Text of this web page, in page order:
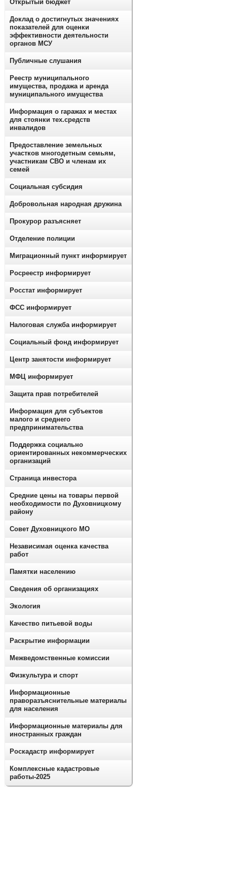
Открытый бюджет
Доклад о достигнутых значениях
показателей для оценки
эффективности деятельности
органов МСУ
Публичные слушания
Реестр муниципального
имущества, продажа и аренда
муниципального имущества
Информация о гаражах и местах
для стоянки тех.средств
инвалидов
Предоставление земельных
участков многодетным семьям,
участникам СВО и членам их
семей
Социальная субсидия
Добровольная народная дружина
Прокурор разъясняет
Отделение полиции
Миграционный пункт информирует
Росреестр информирует
Росстат информирует
ФСС информирует
Налоговая служба информирует
Социальный фонд информирует
Центр занятости информирует
МФЦ информирует
Защита прав потребителей
Информация для субъектов
малого и среднего
предпринимательства
Поддержка социально
ориентированных некоммерческих
организаций
Страница инвестора
Средние цены на товары первой
необходимости по Духовницкому
району
Совет Духовницкого МО
Независимая оценка качества
работ
Памятки населению
Сведения об организациях
Экология
Качество питьевой воды
Раскрытие информации
Межведомственные комиссии
Физкультура и спорт
Информационные
праворазъяснительные материалы
для населения
Информационные материалы для
иностранных граждан
Роскадастр информирует
Комплексные кадастровые
работы-2025